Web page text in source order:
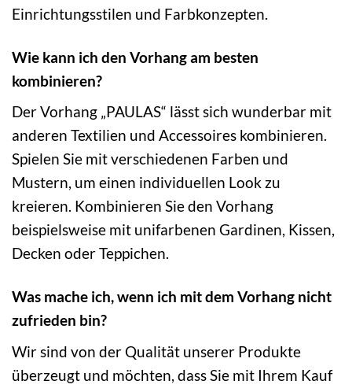
Einrichtungsstilen und Farbkonzepten.
Wie kann ich den Vorhang am besten
kombinieren?
Der Vorhang „PAULAS“ lässt sich wunderbar mit
anderen Textilien und Accessoires kombinieren.
Spielen Sie mit verschiedenen Farben und
Mustern, um einen individuellen Look zu
kreieren. Kombinieren Sie den Vorhang
beispielsweise mit unifarbenen Gardinen, Kissen,
Decken oder Teppichen.
Was mache ich, wenn ich mit dem Vorhang nicht
zufrieden bin?
Wir sind von der Qualität unserer Produkte
überzeugt und möchten, dass Sie mit Ihrem Kauf